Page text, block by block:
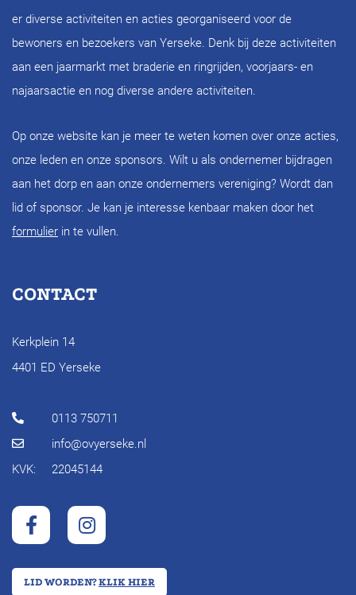
er diverse activiteiten en acties georganiseerd voor de
bewoners en bezoekers van Yerseke. Denk bij deze activiteiten
aan een jaarmarkt met braderie en ringrijden, voorjaars- en
najaarsactie en nog diverse andere activiteiten.
Op onze website kan je meer te weten komen over onze acties,
onze leden en onze sponsors. Wilt u als ondernemer bijdragen
aan het dorp en aan onze ondernemers vereniging? Wordt dan
lid of sponsor. Je kan je interesse kenbaar maken door het
formulier in te vullen.
CONTACT
Kerkplein 14
4401 ED Yerseke
0113 750711
info@ovyerseke.nl
KVK:
22045144
LID WORDEN?KLIK HIER